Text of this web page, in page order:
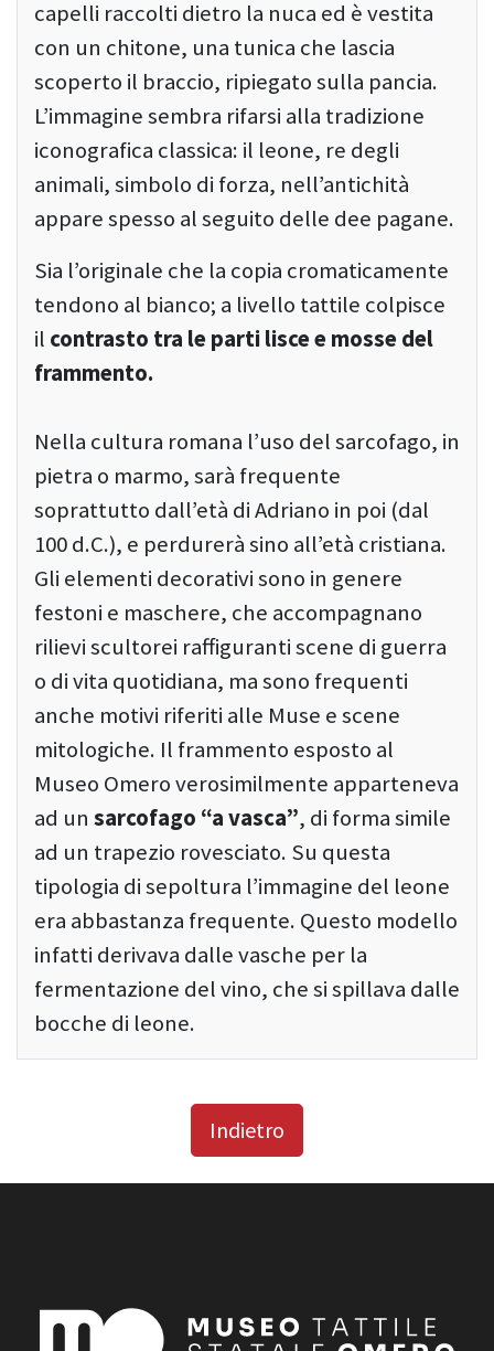
capelli raccolti dietro la nuca ed è vestita
con un chitone, una tunica che lascia
scoperto il braccio, ripiegato sulla pancia.
L’immagine sembra rifarsi alla tradizione
iconografica classica: il leone, re degli
animali, simbolo di forza, nell’antichità
appare spesso al seguito delle dee pagane.
Sia l’originale che la copia cromaticamente
tendono al bianco; a livello tattile colpisce
il contrasto tra le parti lisce e mosse del
frammento.
Nella cultura romana l’uso del sarcofago, in
pietra o marmo, sarà frequente
soprattutto dall’età di Adriano in poi (dal
100 d.C.), e perdurerà sino all’età cristiana.
Gli elementi decorativi sono in genere
festoni e maschere, che accompagnano
rilievi scultorei raffiguranti scene di guerra
o di vita quotidiana, ma sono frequenti
anche motivi riferiti alle Muse e scene
mitologiche. Il frammento esposto al
Museo Omero verosimilmente apparteneva
ad un sarcofago “a vasca”, di forma simile
ad un trapezio rovesciato. Su questa
tipologia di sepoltura l’immagine del leone
era abbastanza frequente. Questo modello
infatti derivava dalle vasche per la
fermentazione del vino, che si spillava dalle
bocche di leone.
Indietro